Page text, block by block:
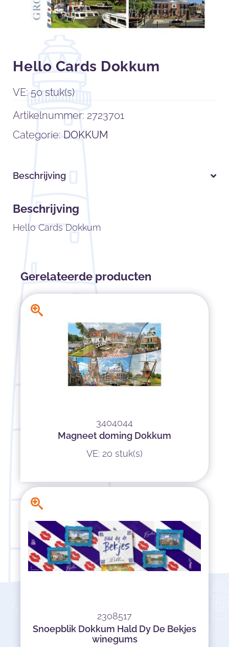
Hello Cards Dokkum
VE: 50 stuk(s)
Artikelnummer: 2723701
Categorie: DOKKUM
Beschrijving
Beschrijving
Hello Cards Dokkum
Gerelateerde producten
3404044
Magneet doming Dokkum
VE: 20 stuk(s)
2308517
Snoepblik Dokkum Hald Dy De Bekjes
winegums